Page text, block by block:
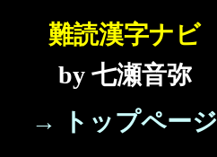
難読漢字ナビ
by 七瀬音弥
→ トップページ